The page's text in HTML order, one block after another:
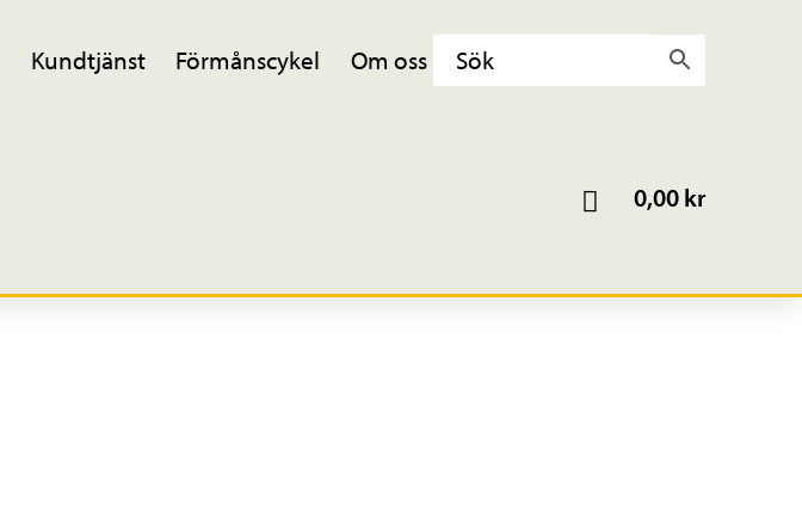
Kundtjänst Förmånscykel Om oss
0,00kr